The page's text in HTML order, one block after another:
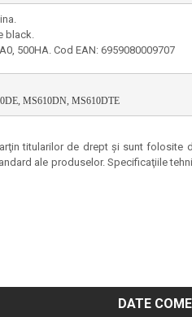
black.
500HA. Cod EAN: 6959080009707
MS610DN, MS610DTE
titularilor de drept şi sunt
ale produselor. Specificaţiile
DATE